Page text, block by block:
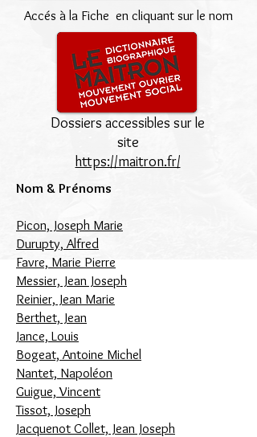
Accés à la Fiche en cliquant sur le nom
Dossiers accessibles sur le
site
https://maitron.fr/
Nom & Prénoms
Picon, Joseph Marie
Durupty, Alfred
Favre, Marie Pierre
Messier, Jean Joseph
Reinier, Jean Marie
Berthet, Jean
Jance, Louis
Bogeat, Antoine Michel
Nantet, Napoléon
Guigue, Vincent
Tissot, Joseph
Jacquenot Collet, Jean Joseph